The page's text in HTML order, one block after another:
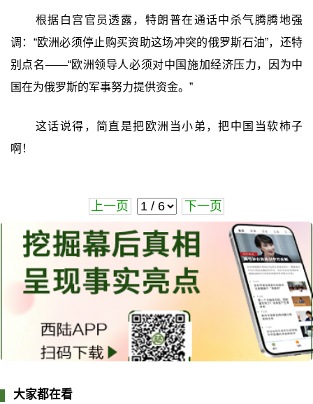
根据白宫官员透露，特朗普在通话中杀气腾腾地强
调：“欧洲必须停止购买资助这场冲突的俄罗斯石油”，还特
别点名——“欧洲领导人必须对中国施加经济压力，因为中
国在为俄罗斯的军事努力提供资金。”
这话说得，简直是把欧洲当小弟，把中国当软柿子
啊！
上一页 下一页
大家都在看